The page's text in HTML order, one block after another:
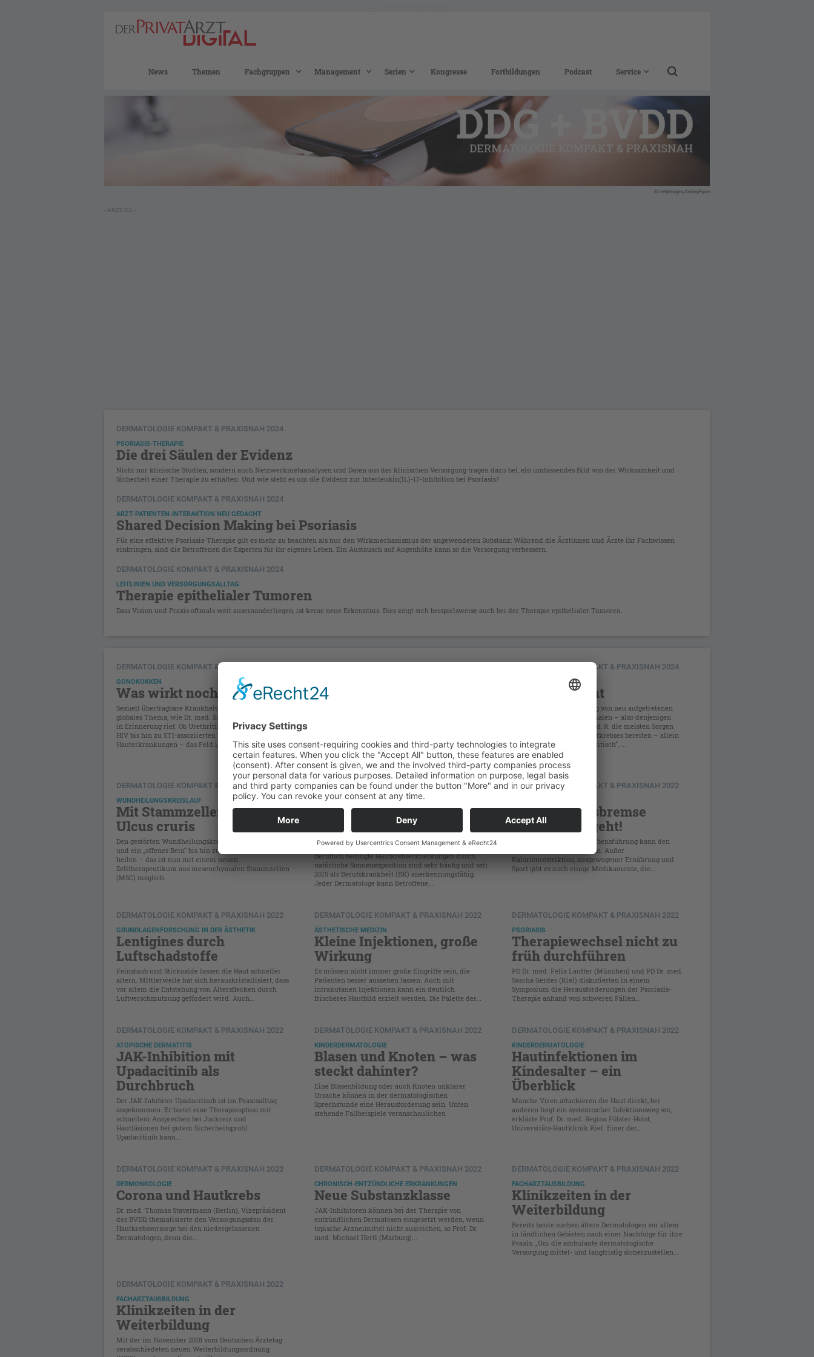
News Themen Fachgruppen Management Serien Kongresse Fortbildungen Podcast Service
© GettyImages/AndreyPopov
- ANZEIGE -
DERMATOLOGIE KOMPAKT & PRAXISNAH 2024
PSORIASIS-THERAPIE
Die drei Säulen der Evidenz
Nicht nur klinische Studien, sondern auch Netzwerkmetaanalysen und Daten aus der klinischen Versorgung tragen dazu bei, ein umfassendes Bild von der Wirksamkeit und
Sicherheit einer Therapie zu erhalten. Und wie steht es um die Evidenz zur Interleukin(IL)-17-Inhibition bei Psoriasis?
DERMATOLOGIE KOMPAKT & PRAXISNAH 2024
ARZT-PATIENTEN-INTERAKTION NEU GEDACHT
Shared Decision Making bei Psoriasis
Für eine effektive Psoriasis-Therapie gilt es mehr zu beachten als nur den Wirkmechanismus der angewendeten Substanz: Während die Ärztinnen und Ärzte ihr Fachwissen
einbringen, sind die Betroffenen die Experten für ihr eigenes Leben. Ein Austausch auf Augenhöhe kann so die Versorgung verbessern.
DERMATOLOGIE KOMPAKT & PRAXISNAH 2024
LEITLINIEN UND VERSORGUNGSALLTAG
Therapie epithelialer Tumoren
Dass Vision und Praxis oftmals weit auseinanderliegen, ist keine neue Erkenntnis. Dies zeigt sich beispielsweise auch bei der Therapie epithelialer Tumoren.
DERMATOLOGIE KOMPAKT & PRAXISNAH 2024
GONOKOKKEN
Was wirkt noch?
Sexuell übertragbare Krankheiten (STI) sind ein
globales Thema, wie Dr. med. Susanne Buder (Berlin)
in Erinnerung rief. Ob Urethritis, ulzerative STI oder
HIV bis hin zu STI-assoziierten Darm- oder
Hauterkrankungen – das Feld ist sehr weit.
Das virtuelle Krankenhaus
Großes Potenzial läge in der Nutzung „virtueller
Krankenhäuser“.
DERMATOLOGIE KOMPAKT & PRAXISNAH 2024
HAUTCHECK-APPS
KI reicht nicht
„Wir sehen die Beurteilung von neu aufgetretenen
oder veränderten Muttermalen – also denjenigen
Hautveränderungen, die i. d. R. die meisten Sorgen
wegen des schwarzen Hautkrebses bereiten – allein
per Hautcheck-App sehr kritisch“, ...
DERMATOLOGIE KOMPAKT & PRAXISNAH 2024
WUNDHEILUNGSKREISLAUF
Mit Stammzellen gegen
Ulcus cruris
Den gestörten Wundheilungskreislauf durchbrechen
und ein „offenes Bein“ bis hin zum Wundverschluss
heilen – das ist nun mit einem neuen
Zelltherapeutikum aus mesenchymalen Stammzellen
(MSC) möglich.
DERMATOLOGIE KOMPAKT & PRAXISNAH 2022
AKTINISCHE KERATOSEN ALS BERUFSKRANKHEIT
BK 5103 & BG – was
Dermatologen wissen
sollten
Beruflich bedingte Hautkrebserkrankungen durch
natürliche Sonnenexposition sind sehr häufig und seit
2015 als Berufskrankheit (BK) anerkennungsfähig.
Jeder Dermatologe kann Betroffene...
DERMATOLOGIE KOMPAKT & PRAXISNAH 2022
Auf die Altersbremse
treten – das geht!
Nicht nur eine gesunde Lebensführung kann den
Alterungsprozess verzögern. Außer
Kalorienrestriktion, ausgewogener Ernährung und
Sport gibt es auch einige Medikamente, die...
DERMATOLOGIE KOMPAKT & PRAXISNAH 2022
GRUNDLAGENFORSCHUNG IN DER ÄSTHETIK
Lentigines durch
Luftschadstoffe
Feinstaub und Stickoxide lassen die Haut schneller
altern. Mittlerweile hat sich herauskristallisiert, dass
vor allem die Entstehung von Altersflecken durch
Luftverschmutzung gefördert wird. Auch...
DERMATOLOGIE KOMPAKT & PRAXISNAH 2022
ÄSTHETISCHE MEDIZIN
Kleine Injektionen, große
Wirkung
Es müssen nicht immer große Eingriffe sein, die
Patienten besser aussehen lassen. Auch mit
intrakutanen Injektionen kann ein deutlich
frischeres Hautbild erzielt werden. Die Palette der...
DERMATOLOGIE KOMPAKT & PRAXISNAH 2022
PSORIASIS
Therapiewechsel nicht zu
früh durchführen
PD Dr. med. Felix Lauffer (München) und PD Dr. med.
Sascha Gerdes (Kiel) diskutierten in einem
Symposium die Herausforderungen der Psoriasis-
Therapie anhand von schweren Fällen...
DERMATOLOGIE KOMPAKT & PRAXISNAH 2022
ATOPISCHE DERMATITIS
JAK-Inhibition mit
Upadacitinib als
Durchbruch
Der JAK-Inhibitor Upadacitinib ist im Praxisalltag
angekommen. Er bietet eine Therapieoption mit
schnellem Ansprechen bei Juckreiz und
Hautläsionen bei gutem Sicherheitsprofil.
Upadacitinib kann...
DERMATOLOGIE KOMPAKT & PRAXISNAH 2022
KINDERDERMATOLOGIE
Blasen und Knoten – was
steckt dahinter?
Eine Blasenbildung oder auch Knoten unklarer
Ursache können in der dermatologischen
Sprechstunde eine Herausforderung sein. Unten
stehende Fallbeispiele veranschaulichen
DERMATOLOGIE KOMPAKT & PRAXISNAH 2022
KINDERDERMATOLOGIE
Hautinfektionen im
Kindesalter – ein
Überblick
Manche Viren attackieren die Haut direkt, bei
anderen liegt ein systemischer Infektionsweg vor,
erklärte Prof. Dr. med. Regina Fölster-Holst,
Universitäts-Hautklinik Kiel. Einer der...
DERMATOLOGIE KOMPAKT & PRAXISNAH 2022
DERMONKOLOGIE
Corona und Hautkrebs
Dr. med. Thomas Stavermann (Berlin), Vizepräsident
des BVDD, thematisierte den Versorgungsstau der
Hautkrebsvorsorge bei den niedergelassenen
Dermatologen, denn die...
DERMATOLOGIE KOMPAKT & PRAXISNAH 2022
CHRONISCH-ENTZÜNDLICHE ERKRANKUNGEN
Neue Substanzklasse
JAK-Inhibitoren können bei der Therapie von
entzündlichen Dermatosen eingesetzt werden, wenn
topische Arzneimittel nicht ausreichen, so Prof. Dr.
med. ­Michael Hertl (Marburg)...
DERMATOLOGIE KOMPAKT & PRAXISNAH 2022
FACHARZTAUSBILDUNG
Klinikzeiten in der
Weiterbildung
Bereits heute suchen ältere Dermatologen vor allem
in ländlichen Gebieten nach einer Nachfolge für ihre
Praxis. „Um die ambulante dermatologische
Versorgung mittel- und langfristig sicherzustellen...
DERMATOLOGIE KOMPAKT & PRAXISNAH 2022
FACHARZTAUSBILDUNG
Klinikzeiten in der
Weiterbildung
Mit der im November 2018 vom Deutschen Ärztetag
verabschiedeten neuen Weiterbildungsordnung